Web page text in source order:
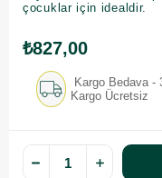
çocuklar için idealdir.
₺827,00
Kargo Bedava -
Kargo Ücretsiz